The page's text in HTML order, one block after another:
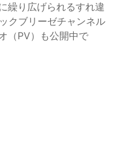
繰り広げられるすれ違
クブリーゼチャンネル
（PV）も公開中で